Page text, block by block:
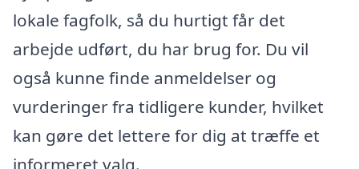
lokale fagfolk, så du hurtigt får det
arbejde udført, du har brug for. Du vil
også kunne finde anmeldelser og
vurderinger fra tidligere kunder, hvilket
kan gøre det lettere for dig at træffe et
informeret valg.